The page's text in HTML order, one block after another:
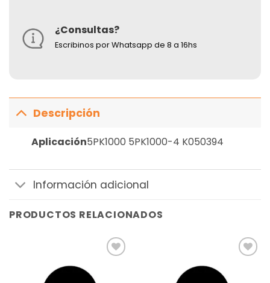
¿Consultas?
Escribinos por Whatsapp de 8 a 16hs
Descripción
Aplicación5PK1000 5PK1000-4 K050394
Información adicional
PRODUCTOS RELACIONADOS